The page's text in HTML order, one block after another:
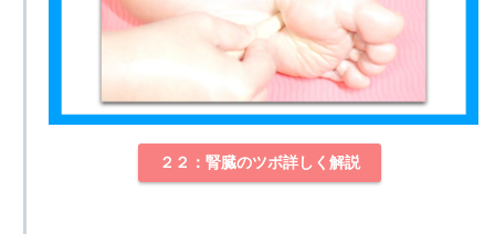
２２：腎臓のツボ詳しく解説